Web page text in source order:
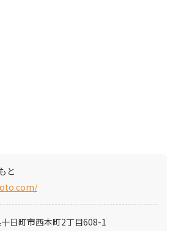
と
日町市西本町2丁目608-1